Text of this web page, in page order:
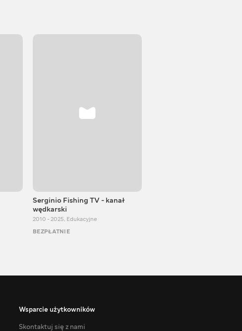
Serginio Fishing TV - kanał
wędkarski
2010 - 2025, Edukacyjne
BEZPŁATNIE
Wsparcie użytkowników
Skontaktuj się z nami